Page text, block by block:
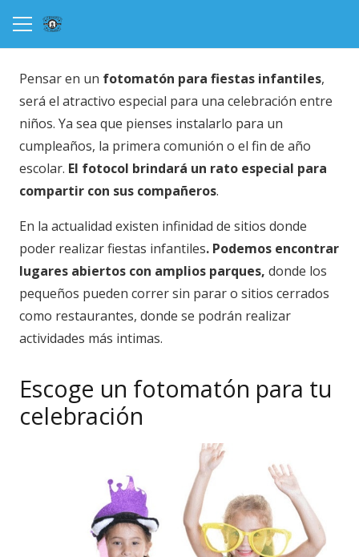
Pensar en un fotomatón para fiestas infantiles,
será el atractivo especial para una celebración entre
niños. Ya sea que pienses instalarlo para un
cumpleaños, la primera comunión o el fin de año
escolar. El fotocol brindará un rato especial para
compartir con sus compañeros.
En la actualidad existen infinidad de sitios donde
poder realizar fiestas infantiles. Podemos encontrar
lugares abiertos con amplios parques, donde los
pequeños pueden correr sin parar o sitios cerrados
como restaurantes, donde se podrán realizar
actividades más intimas.
Escoge un fotomatón para tu
celebración